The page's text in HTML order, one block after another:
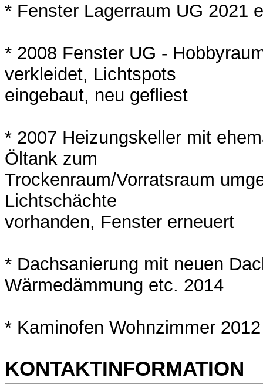
* Fenster Lagerraum UG 2021
* 2008 Fenster UG -
verkleidet, Lichtspots
eingebaut, neu gefliest
* 2007 Heizungskeller mit
Öltank zum
Trockenraum/Vorratsraum
Lichtschächte
vorhanden, Fenster erneuert
* Dachsanierung mit neuen
Wärmedämmung etc. 2014
* Kaminofen Wohnzimmer 2012
KONTAKTINFORMATION